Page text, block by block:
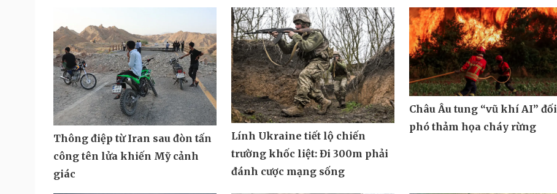
Thông điệp từ Iran sau đòn tấn
công tên lửa khiến Mỹ cảnh
giác
Lính Ukraine tiết lộ chiến
trường khốc liệt: Đi 300m phải
đánh cược mạng sống
Châu Âu tung “vũ khí AI” đối
phó thảm họa cháy rừng